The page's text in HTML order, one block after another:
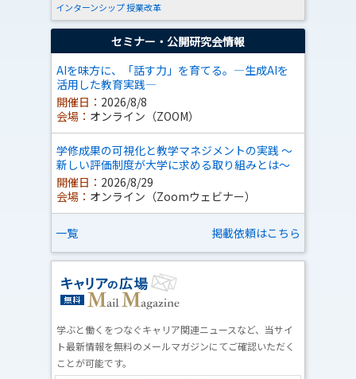
インターンシップ授業改革
セミナー・公開研究会情報
AIを味方に、「話す力」を育てる。―生成AIを
活用した教育実践―
開催日： 2026/8/8
会場： オンライン（ZOOM）
学修成果の可視化と教学マネジメントの実践 ～
新しい評価制度が大学に求める取り組みとは～
開催日： 2026/8/29
会場： オンライン（Zoomウェビナー）
一覧 掲載依頼はこちら
学ぶと働くをつなぐキャリア関連ニュースなど、当サイ
ト最新情報を無料のメールマガジンにてご確認いただく
ことが可能です。